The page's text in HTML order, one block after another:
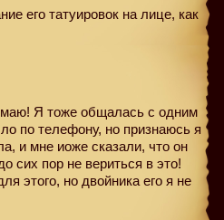
его татуировок на лице, как
Я тоже общалась с одним
по телефону, но признаюсь я
и мне иоже сказали, что он
сих пор не вериться в это!
этого, но двойника его я не